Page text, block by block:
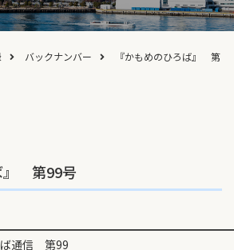
バックナンバー
『かもめのひろば』 第
』 第99号
通信 第99